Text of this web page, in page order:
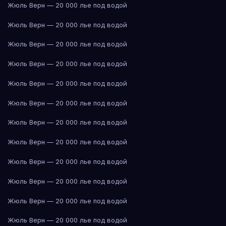
Жюль Верн — 20 000 лье под водой
Жюль Верн — 20 000 лье под водой
Жюль Верн — 20 000 лье под водой
Жюль Верн — 20 000 лье под водой
Жюль Верн — 20 000 лье под водой
Жюль Верн — 20 000 лье под водой
Жюль Верн — 20 000 лье под водой
Жюль Верн — 20 000 лье под водой
Жюль Верн — 20 000 лье под водой
Жюль Верн — 20 000 лье под водой
Жюль Верн — 20 000 лье под водой
Жюль Верн — 20 000 лье под водой